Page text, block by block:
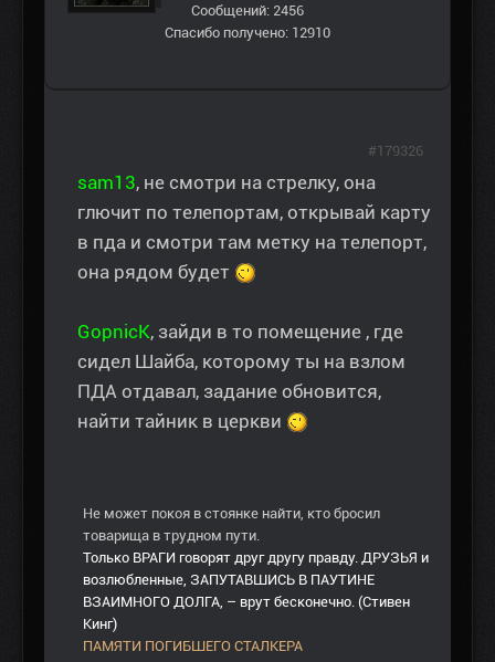
Сообщений: 2456
Спасибо получено: 12910
sam13, не смотри на стрелку, она
глючит по телепортам, открывай карту
в пда и смотри там метку на телепорт,
она рядом будет
GopnicK, зайди в то помещение , где
сидел Шайба, которому ты на взлом
ПДА отдавал, задание обновится,
найти тайник в церкви
Не может покоя в стоянке найти, кто бросил
товарища в трудном пути.
Только ВРАГИ говорят друг другу правду. ДРУЗЬЯ и
возлюбленные, ЗАПУТАВШИСЬ В ПАУТИНЕ
ВЗАИМНОГО ДОЛГА, – врут бесконечно. (Стивен
Кинг)
ПАМЯТИ ПОГИБШЕГО СТАЛКЕРА
#179326